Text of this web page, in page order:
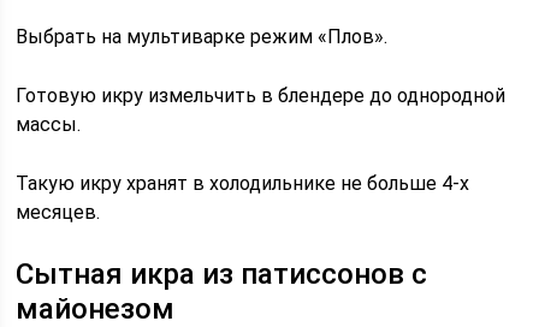
Выбрать на мультиварке режим «Плов».
Готовую икру измельчить в блендере до однородной
массы.
Такую икру хранят в холодильнике не больше 4-х
месяцев.
Сытная икра из патиссонов с
майонезом